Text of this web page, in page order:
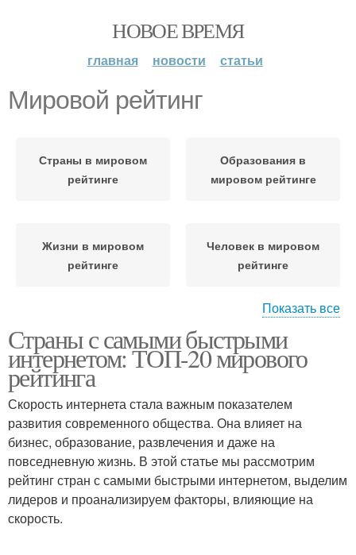
НОВОЕ ВРЕМЯ
главная новости статьи
Мировой рейтинг
Страны в мировом
рейтинге
Образования в
мировом рейтинге
Жизни в мировом
рейтинге
Человек в мировом
рейтинге
Низкий рейтинг Рейтинг по уровню
Развития на рейтинг
Инновационность на
рейтинг
Позиции в мировом
Показать все
Страны с самыми быстрыми
интернетом: ТОП-20 мирового
рейтинга
Скорость интернета стала важным показателем
развития современного общества. Она влияет на
бизнес, образование, развлечения и даже на
повседневную жизнь. В этой статье мы рассмотрим
рейтинг стран с самыми быстрыми интернетом, выделим
лидеров и проанализируем факторы, влияющие на
скорость.